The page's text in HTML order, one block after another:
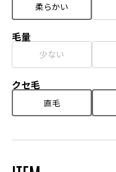
柔らかい
毛量
少ない
クセ毛
直毛